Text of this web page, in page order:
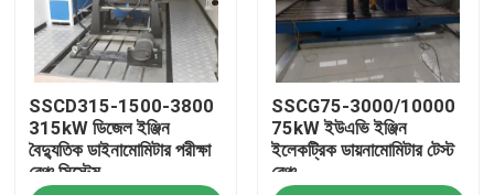
কারখানা ভ্রমণ
যোগাযোগ করুন
SSCD315-1500-3800
315kW ডিজেল ইঞ্জিন
বৈদ্যুতিক ডাইনামোমিটার পরীক্ষা
বেঞ্চ সিস্টেম
SSCG75-3000/10000
75kW ইউএভি ইঞ্জিন
ইলেকট্রিক ডায়নামোমিটার টেস্ট
বেঞ্চ